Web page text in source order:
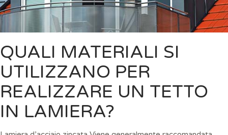
QUALI MATERIALI SI
UTILIZZANO PER
REALIZZARE UN TETTO
IN LAMIERA?